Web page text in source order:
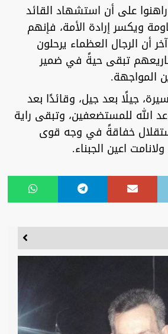
على أن استشهاد القائد
ويكسر إرادة الأمة، فإنهم
أن الرجال العظماء يرحلون
تبقى حيةً في ضمير
المواجهة.
جيلًا بعد جيل، وقائدًا بعد
الله للمستضعفين، وتبقى راية
خفاقةً في وجه قوى
اعين الجبناء.